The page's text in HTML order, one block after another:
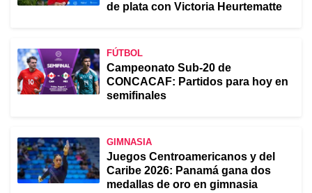
de plata con Victoria Heurtematte
FÚTBOL
Campeonato Sub-20 de
CONCACAF: Partidos para hoy en
semifinales
GIMNASIA
Juegos Centroamericanos y del
Caribe 2026: Panamá gana dos
medallas de oro en gimnasia